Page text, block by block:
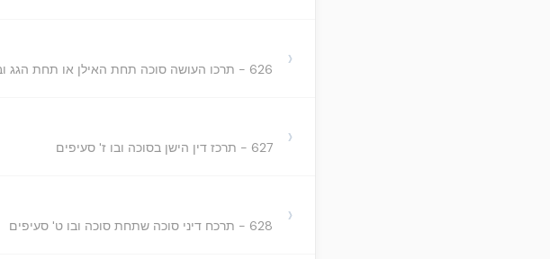
626 - תרכו העושה סוכה תחת האילן או תחת הגג ובו כ"א סעיפים ›
627 - תרכז דין הישן בסוכה ובו ז' סעיפים ›
628 - תרכח דיני סוכה שתחת סוכה ובו ט' סעיפים ›